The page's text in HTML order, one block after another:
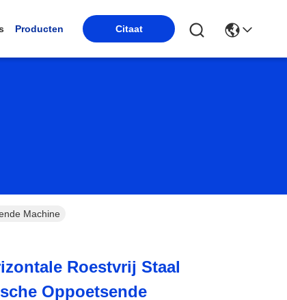
Producten Citaat
Machine
Roestvrij Staal
Oppoetsende